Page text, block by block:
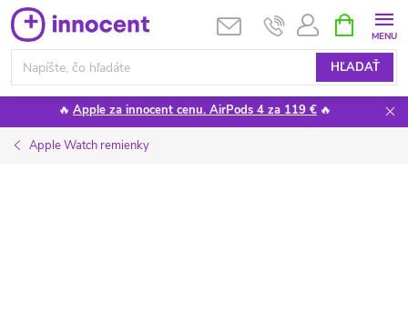
Prejsť
na
obsah
HĽADAŤ
KOŠÍK
🔥 Apple za innocent cenu. AirPods 4 za 119 € 🔥
Apple Watch remienky